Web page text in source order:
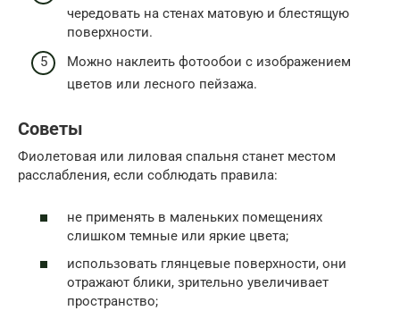
чередовать на стенах матовую и блестящую
поверхности.
Можно наклеить фотообои с изображением
цветов или лесного пейзажа.
Советы
Фиолетовая или лиловая спальня станет местом
расслабления, если соблюдать правила:
не применять в маленьких помещениях
слишком темные или яркие цвета;
использовать глянцевые поверхности, они
отражают блики, зрительно увеличивает
пространство;